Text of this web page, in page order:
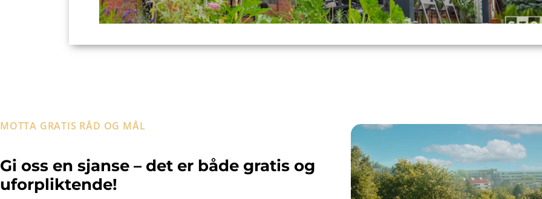
MOTTA GRATIS RÅD OG MÅL
Gi oss en sjanse – det er både gratis og
uforpliktende!